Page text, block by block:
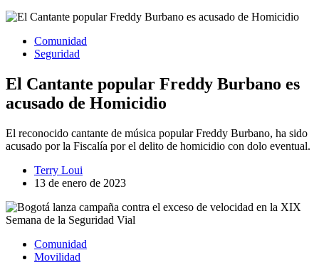
Comunidad
Seguridad
El Cantante popular Freddy Burbano es
acusado de Homicidio
El reconocido cantante de música popular Freddy Burbano, ha sido
acusado por la Fiscalía por el delito de homicidio con dolo eventual.
Terry Loui
13 de enero de 2023
Comunidad
Movilidad